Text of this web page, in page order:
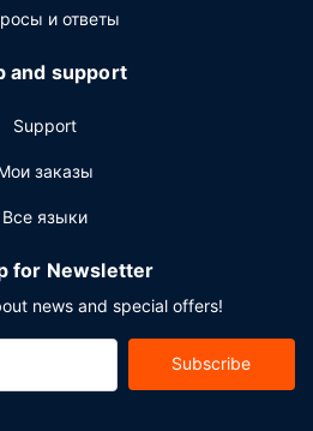
отличный вечер в баре/
с 7:30 до 9:30.
следующее:
доступ в интернет,
самостоятельная
и ответы
and support
Support
заказы
Все языки
for Newsletter
news and special offers!
Subscribe